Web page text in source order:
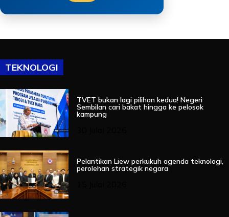
TEKNOLOGI
TVET bukan lagi pilihan kedua! Negeri
Sembilan cari bakat hingga ke pelosok
kampung
Pelantikan Liew perkukuh agenda teknologi,
perolehan strategik negara